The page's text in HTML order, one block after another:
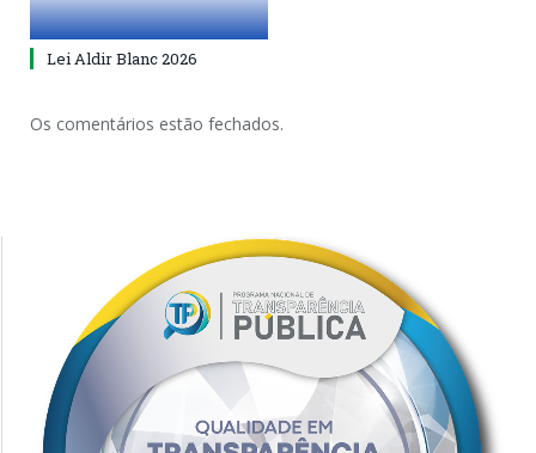
Lei Aldir Blanc 2026
Os comentários estão fechados.